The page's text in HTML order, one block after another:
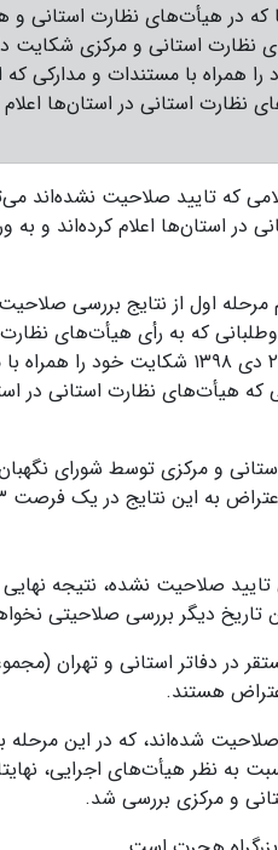
که در هیأت‌های نظارت استانی و
نظارت استانی و مرکزی شکایت
۲۲ دی ۱۳۹۸ شکایت خود را همراه با مستندات و
استانی در استان‌ها اعلام
که تایید صلاحیت نشده‌‌اند
استان‌ها اعلام کرده‌اند و به
مرحله اول از نتایج بررسی
که به رأی هیأت‌های
شکایت دارند می‌توانند به مدت پنج روز از یک شنبه ۲۲
که هیأت‌های نظارت استانی در
صلاحیت نشده، نتیجه
در دفاتر استانی و تهران
هستند.
بررسی صلاحیت شده‌اند، که در این
به نظر هیأت‌های اجرایی،